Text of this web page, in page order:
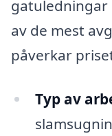
gatuledningar
av de mest
påverkar
Typ av